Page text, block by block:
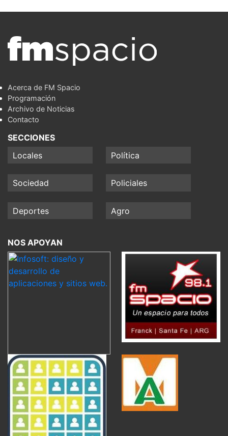
Acerca de FM Spacio
Programación
Archivo de Noticias
Contacto
SECCIONES
Locales
Política
Sociedad Policiales
Deportes Agro
NOS APOYAN